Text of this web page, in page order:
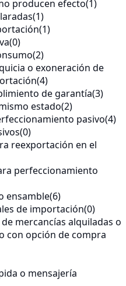
producen efecto(1)
(1)
(1)
(0)
(2)
o exoneración de
(4)
de garantía(3)
estado(2)
pasivo(4)
(0)
reexportación en el
perfeccionamiento
ensamble(6)
de importación(0)
mercancías alquiladas o
con opción de compra
o mensajería